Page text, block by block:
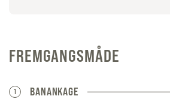
FREMGANGSMÅDE
1 BANANKAGE